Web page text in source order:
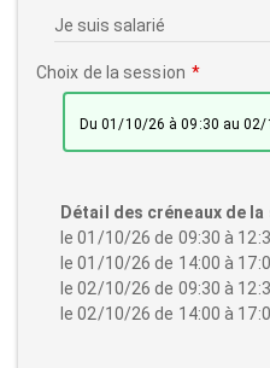
Choix de la session
du 01/10/26 à 09:30 au
Détail des créneaux de
le 01/10/26 de 09:30 à
le 01/10/26 de 14:00 à
le 02/10/26 de 09:30 à
le 02/10/26 de 14:00 à